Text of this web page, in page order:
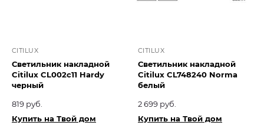
CITILUX
Светильник накладной
Citilux CL002c11 Hardy
черный
819 руб.
Купить на Твой дом
CITILUX
Светильник накладной
Citilux CL748240 Norma
белый
2 699 руб.
Купить на Твой дом